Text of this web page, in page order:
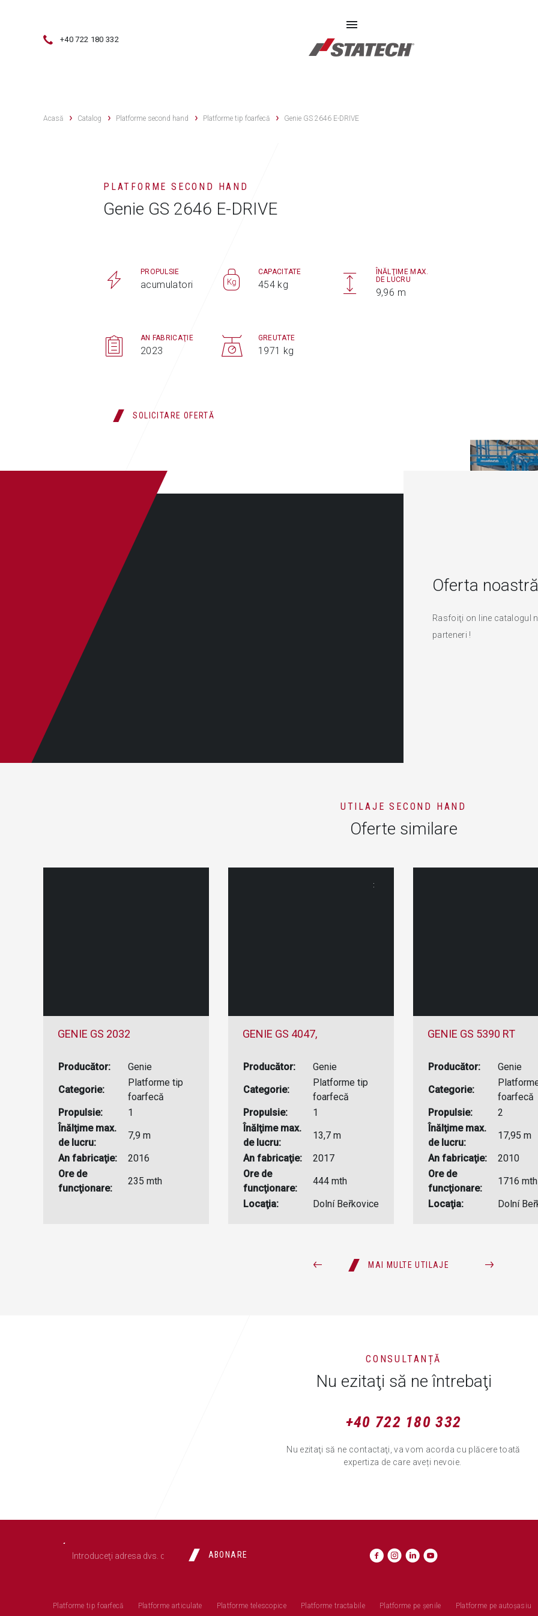
+40 722 180 332
Acasă Catalog Platforme second hand Platforme tip foarfecă Genie GS 2646 E-DRIVE
PLATFORME SECOND HAND
Genie GS 2646 E-DRIVE
PROPULSIE
acumulatori
CAPACITATE
454 kg
ÎNĂLŢIME MAX.
DE LUCRU
9,96 m
AN FABRICAŢIE
2023
GREUTATE
1971 kg
SOLICITARE OFERTĂ
Oferta
Rasfoiţi on line catalogul
parteneri !
UTILAJE SECOND HAND
Oferte similare
GENIE GS 2032
Producător:
Genie
Categorie:
Platforme tip
foarfecă
Propulsie:
1
Înălţime max.
de lucru:
7,9 m
An fabricaţie:
2016
Ore de
funcţionare:
235 mth
:
GENIE GS 4047,
Producător:
Genie
Categorie:
Platforme tip
foarfecă
Propulsie:
1
Înălţime max.
de lucru:
13,7 m
An fabricaţie:
2017
Ore de
funcţionare:
444 mth
Locaţia:
Dolní Beřkovice
GENIE GS 5390 RT
Producător:
Genie
Categorie:
foarfecă
Propulsie:
2
Înălţime max.
de lucru:
17,95 m
An fabricaţie:
2010
Ore de
funcţionare:
1716 mth
Locaţia:
Dolní
MAI MULTE UTILAJE
CONSULTANȚĂ
Nu ezitaţi să ne întrebaţi
+40 722 180 332
Nu ezitaţi să ne contactaţi, va vom acorda cu plăcere toată
expertiza de care aveți nevoie.
ABONARE
Platforme tip foarfecă Platforme articulate Platforme telescopice Platforme tractabile Platforme pe șenile Platforme pe autoșasiu